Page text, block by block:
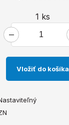
1 ks
Vložiť do košíka